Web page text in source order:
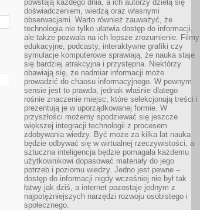
powstają każdego dnia, a ich autorzy dzielą się
doświadczeniem, wiedzą oraz własnymi
obserwacjami. Warto również zauważyć, że
technologia nie tylko ułatwia dostęp do informacji,
ale także pozwala na ich lepsze zrozumienie. Filmy
edukacyjne, podcasty, interaktywne grafiki czy
symulacje komputerowe sprawiają, że nauka staje
się bardziej atrakcyjna i przystępna. Niektórzy
obawiają się, że nadmiar informacji może
prowadzić do chaosu informacyjnego. W pewnym
sensie jest to prawda, jednak właśnie dlatego
rośnie znaczenie miejsc, które selekcjonują treści i
prezentują je w uporządkowanej formie. W
przyszłości możemy spodziewać się jeszcze
większej integracji technologii z procesem
zdobywania wiedzy. Być może za kilka lat nauka
będzie odbywać się w wirtualnej rzeczywistości, a
sztuczna inteligencja będzie pomagała każdemu
użytkownikowi dopasować materiały do jego
potrzeb i poziomu wiedzy. Jedno jest pewne –
dostęp do informacji nigdy wcześniej nie był tak
łatwy jak dziś, a internet pozostaje jednym z
najpotężniejszych narzędzi rozwoju osobistego i
społecznego.